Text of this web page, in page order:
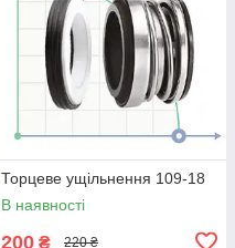
Торцеве ущільнення 109-18
В наявності
200 ₴ 220 ₴